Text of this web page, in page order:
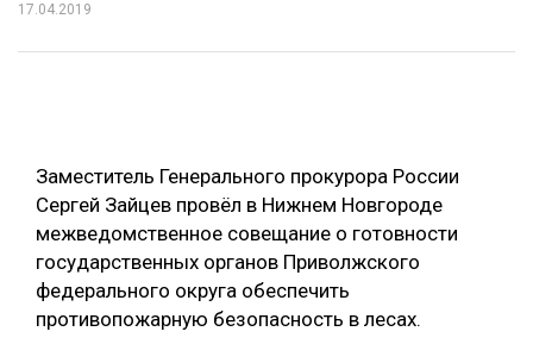
ЛОГИСТИКА
ПРОИЗВОДСТВО ДРЕВЕСНЫХ ПЛИТ
ЦБП
17.04.2019
Заместитель Генерального прокурора России
Сергей Зайцев провёл в Нижнем Новгороде
межведомственное совещание о готовности
государственных органов Приволжского
федерального округа обеспечить
противопожарную безопасность в лесах.